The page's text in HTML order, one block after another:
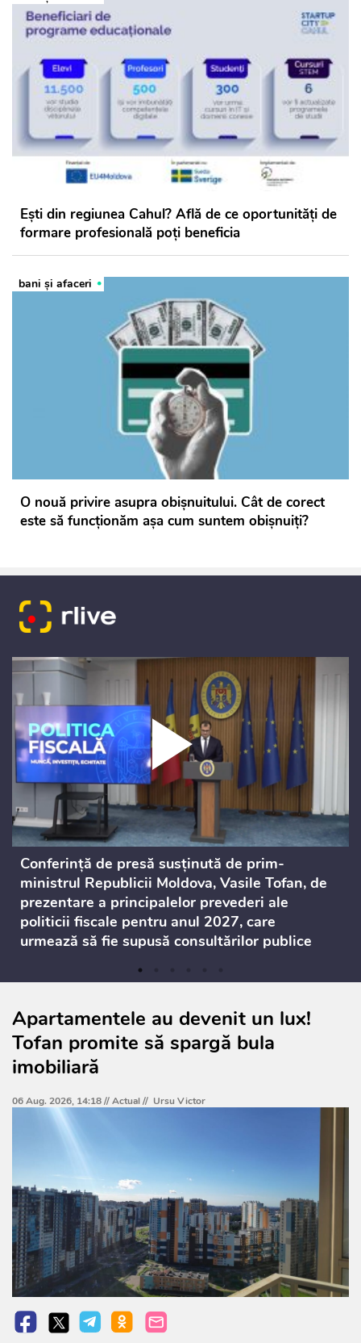
Ești din regiunea Cahul? Află de ce oportunități de
formare profesională poți beneficia
bani și afaceri
O nouă privire asupra obișnuitului. Cât de corect
este să funcționăm așa cum suntem obișnuiți?
Conferință de presă susținută de prim-
ministrul Republicii Moldova, Vasile Tofan, de
prezentare a principalelor prevederi ale
politicii fiscale pentru anul 2027, care
urmează să fie supusă consultărilor publice
Apartamentele au devenit un lux!
Tofan promite să spargă bula
imobiliară
06 Aug. 2026, 14:18 //Actual// Ursu Victor